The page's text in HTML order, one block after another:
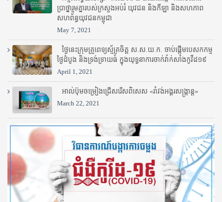
ប្រាថ្នារួមគ្នារបស់ក្រសួងអប់រំ​ យុវជន និងកីឡា និងសហភាព
សហព័ន្ធយុវជនកម្ពុជា
May 7, 2021
ថ្ងៃនេះក្រុមគ្រូពេទ្យស្ម័គ្រចិត្ត ស.ស.យ.ក. ចាប់ផ្តើមបេសកកម្ម
ថ្ងៃដំបូង និងទ្រង់ទ្រាយធំ ក្នុងយុទ្ធនាការចាក់វ៉ាក់សាំងកូវីដ១៩
April 1, 2021
អាល់ប៊ុមចម្រៀងជ្រើសរើសពិសេស «រាំវង់អង្គរសង្ក្រាន្ត»
March 22, 2021